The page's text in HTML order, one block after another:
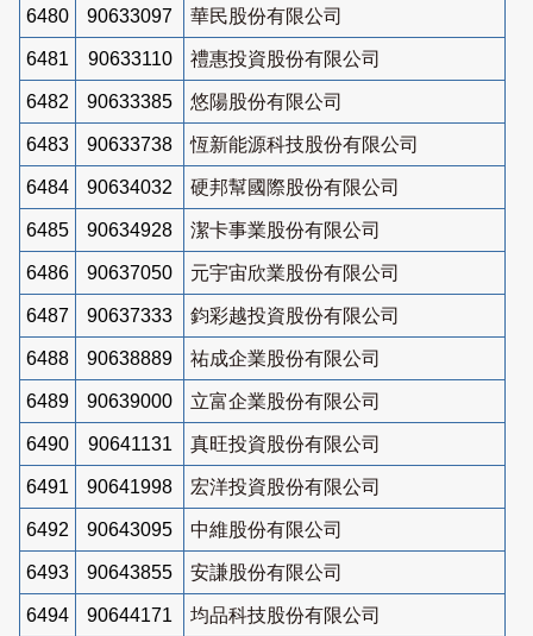
6480 90633097 華民股份有限公司
6481 90633110 禮惠投資股份有限公司
6482 90633385 悠陽股份有限公司
6483 90633738 恆新能源科技股份有限公司
6484 90634032 硬邦幫國際股份有限公司
6485 90634928 潔卡事業股份有限公司
6486 90637050 元宇宙欣業股份有限公司
6487 90637333 鈞彩越投資股份有限公司
6488 90638889 祐成企業股份有限公司
6489 90639000 立富企業股份有限公司
6490 90641131 真旺投資股份有限公司
6491 90641998 宏洋投資股份有限公司
6492 90643095 中維股份有限公司
6493 90643855 安謙股份有限公司
6494 90644171 均品科技股份有限公司